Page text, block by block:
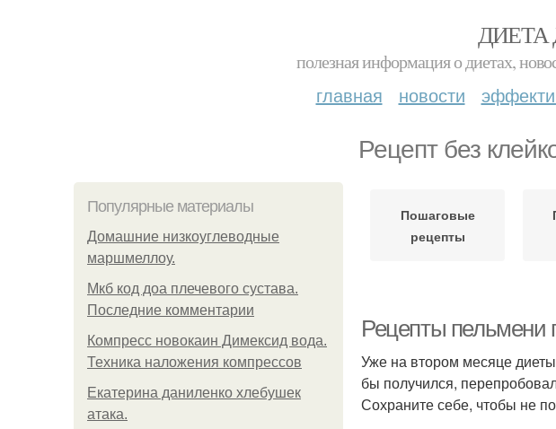
ДИЕТА
полезная информация о диетах,
главная новости
Рецепт без
Популярные материалы
Домашние низкоуглеводные
маршмеллоу.
Мкб код доа плечевого сустава.
Последние комментарии
Компресс новокаин Димексид вода.
Техника наложения компрессов
Екатерина даниленко хлебушек
атака.
Пошаговые
рецепты
Рецепты пельмени
Уже на втором месяце
бы получился,
Сохраните себе, чтобы не